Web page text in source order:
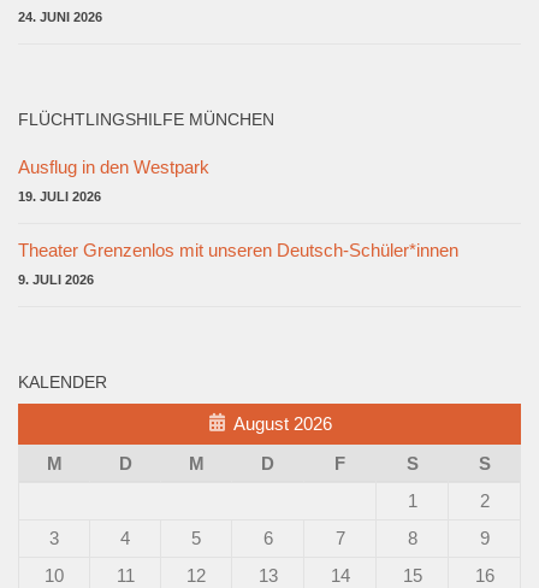
24. JUNI 2026
FLÜCHTLINGSHILFE MÜNCHEN
Ausflug in den Westpark
19. JULI 2026
Theater Grenzenlos mit unseren Deutsch-Schüler*innen
9. JULI 2026
KALENDER
August 2026
M
D M D F S
S
1
2
3
4 5 6 7 8
9
10
11 12 13 14 15
16